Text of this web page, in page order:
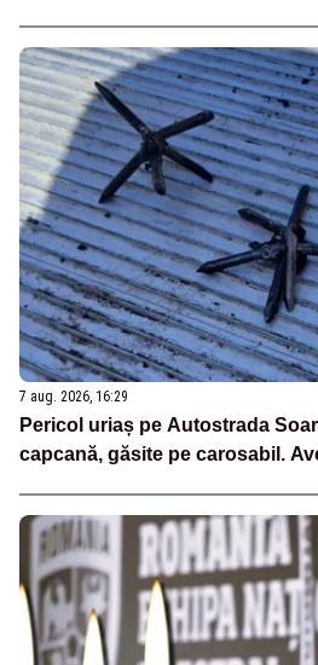
7 aug. 2026, 16:29
Pericol uriaș pe Autostrada
capcană, găsite pe carosabil.